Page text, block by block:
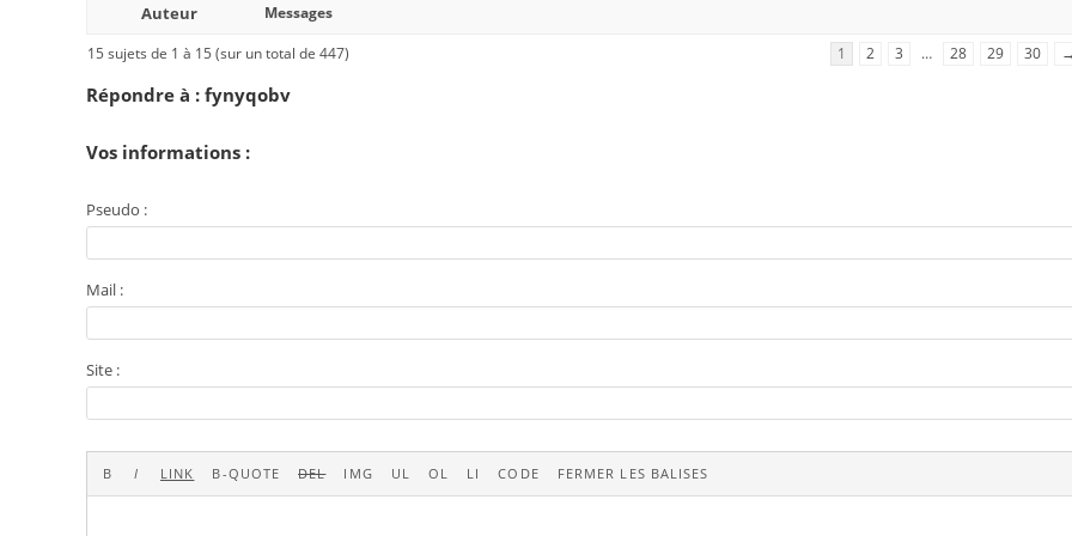
Auteur
Messages
15 sujets de 1 à 15 (sur un total de 447)
1 2 3 … 28 29 30
Répondre à : fynyqobv
Vos informations :
Pseudo :
Mail :
Site :